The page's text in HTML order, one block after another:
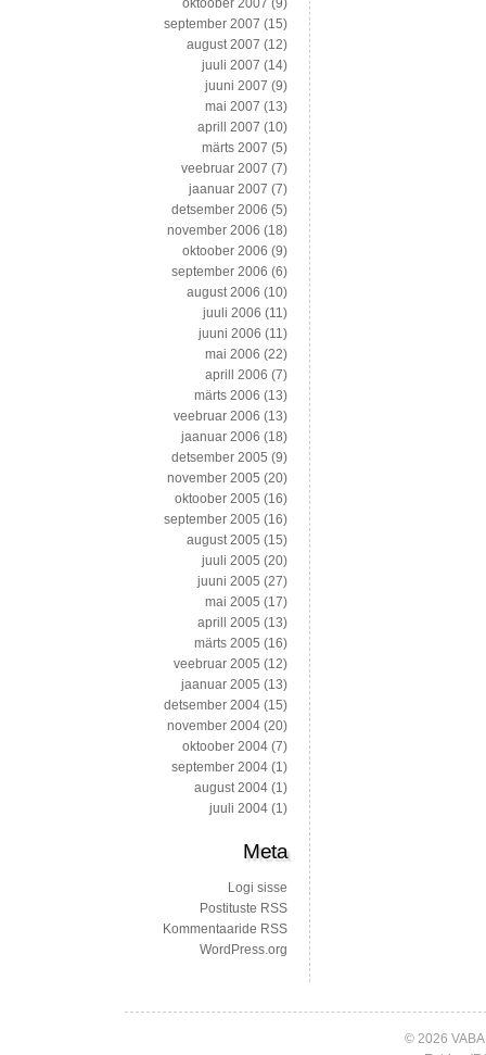
oktoober 2007 (9)
september 2007 (15)
august 2007 (12)
juuli 2007 (14)
juuni 2007 (9)
mai 2007 (13)
aprill 2007 (10)
märts 2007 (5)
veebruar 2007 (7)
jaanuar 2007 (7)
detsember 2006 (5)
november 2006 (18)
oktoober 2006 (9)
september 2006 (6)
august 2006 (10)
juuli 2006 (11)
juuni 2006 (11)
mai 2006 (22)
aprill 2006 (7)
märts 2006 (13)
veebruar 2006 (13)
jaanuar 2006 (18)
detsember 2005 (9)
november 2005 (20)
oktoober 2005 (16)
september 2005 (16)
august 2005 (15)
juuli 2005 (20)
juuni 2005 (27)
mai 2005 (17)
aprill 2005 (13)
märts 2005 (16)
veebruar 2005 (12)
jaanuar 2005 (13)
detsember 2004 (15)
november 2004 (20)
oktoober 2004 (7)
september 2004 (1)
august 2004 (1)
juuli 2004 (1)
Meta
Logi sisse
Postituste RSS
Kommentaaride RSS
WordPress.org
© 2026